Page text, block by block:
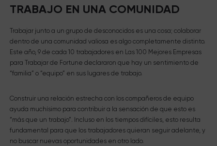
TRABAJO EN UNA COMUNIDAD
Trabajar junto a un grupo de desconocidos es una cosa; colaborar
dentro de una comunidad valiosa es algo completamente distinto.
Este año, 9 de cada 10 trabajadores en Las 100 Mejores Empresas
para Trabajar de Fortune declararon que hay un sentimiento de
“familia” o “equipo” en sus lugares de trabajo.
Construir una relación estrecha con los compañeros de equipo
ayuda muchísimo para contribuir a la sensación de que esto es
“más que un trabajo”. Incluso en los tiempos difíciles, esto resulta
fundamental para que los trabajadores quieran seguir adelante, y
no buscar nuevas oportunidades en otro lado.